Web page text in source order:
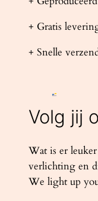
+ Gratis
+ Snelle
Volg jij
Wat is er
verlichting en
We light up